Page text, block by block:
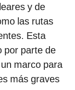
y de
las rutas
Esta
por parte de
marco para
más graves